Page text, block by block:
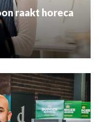
raakt horeca